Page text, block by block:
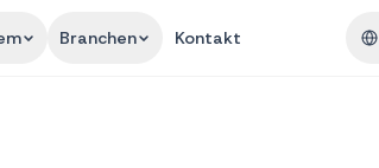
Branchen Kontakt